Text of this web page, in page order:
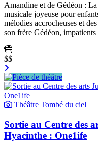
Amandine et de Gédéon :
musicale joyeuse pour
mélodies accrocheuses et
son frère Gédéon,
$$
Théâtre Tombé du ciel
Sortie au Centre des
Hyacinthe : One1ife